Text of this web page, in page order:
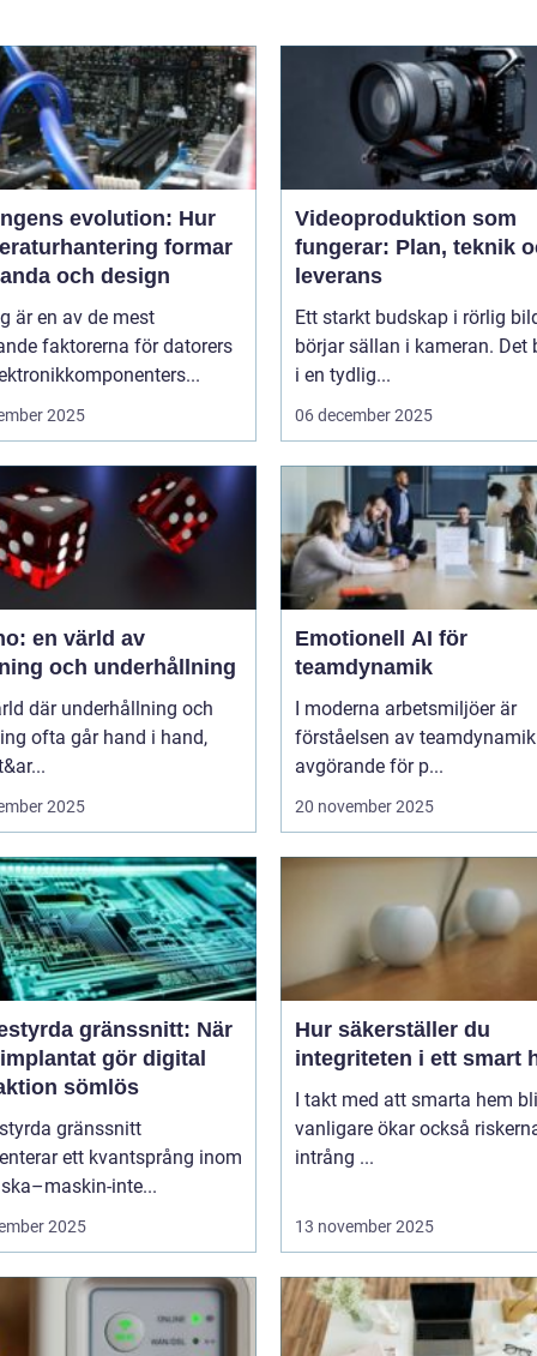
evolution: Hur
formar
och design
är en av de mest
faktorerna för datorers
2025
Videoproduktion som
fungerar: Plan, teknik
leverans
Ett starkt budskap i rörlig
börjar sällan i kameran. Det
i en tydlig...
06 december 2025
en värld av
och underhållning
där underhållning och
ofta går hand i hand,
2025
Emotionell AI för
teamdynamik
I moderna arbetsmiljöer är
förståelsen av teamdynamik
avgörande för p...
20 november 2025
gränssnitt: När
gör digital
sömlös
gränssnitt
ett kvantsprång inom
inte...
2025
Hur säkerställer du
integriteten i ett smart
I takt med att smarta hem
vanligare ökar också
intrång ...
13 november 2025